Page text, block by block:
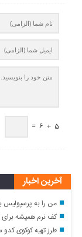
5
+
6
=
آخرین اخبار
من را به پرسپولیس
کف نرم همیشه برای کودک امن نیست؛ ۶
طرز تهیه کوکوی